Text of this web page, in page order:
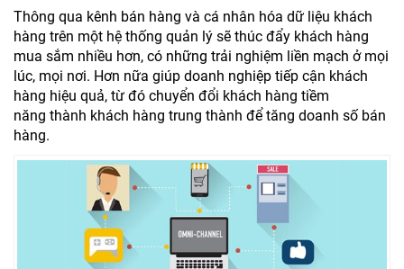
Thông qua kênh bán hàng và cá nhân hóa dữ liệu khách
hàng trên một hệ thống quản lý sẽ thúc đẩy khách hàng
mua sắm nhiều hơn, có những trải nghiệm liền mạch ở mọi
lúc, mọi nơi. Hơn nữa giúp doanh nghiệp tiếp cận khách
hàng hiệu quả, từ đó chuyển đổi khách hàng tiềm
năng thành khách hàng trung thành để tăng doanh số bán
hàng.